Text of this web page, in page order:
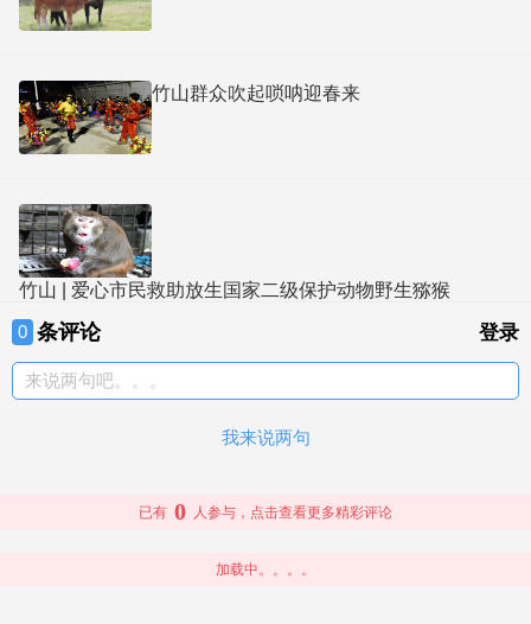
竹山群众吹起唢呐迎春来
竹山 | 爱心市民救助放生国家二级保护动物野生猕猴
0 条评论 登录
来说两句吧。。。
我来说两句
已有 0 人参与，点击查看更多精彩评论
加载中。。。。